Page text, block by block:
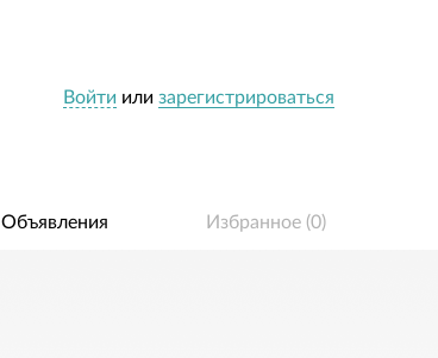
Войти или зарегистрироваться
Объявления Избранное (0)